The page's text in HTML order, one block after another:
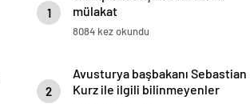
1
mülakat
8084 kez okundu
2
Avusturya başbakanı Sebastian
Kurz ile ilgili bilinmeyenler